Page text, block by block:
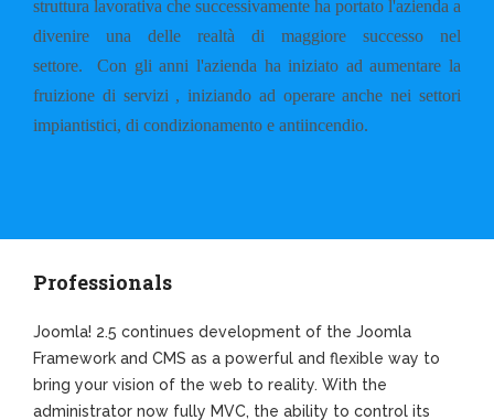
struttura lavorativa che successivamente ha portato l'azienda a
divenire una delle realtà di maggiore successo nel
settore.Con gli anni l'azienda ha iniziato ad aumentare la
fruizione di servizi , iniziando ad operare anche nei settori
impiantistici, di condizionamento e antiincendio.
Professionals
Joomla! 2.5 continues development of the Joomla
Framework and CMS as a powerful and flexible way to
bring your vision of the web to reality. With the
administrator now fully MVC, the ability to control its